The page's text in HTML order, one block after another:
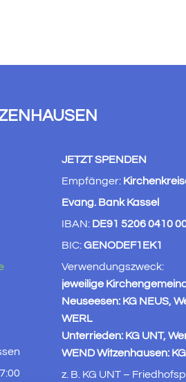
JETZT SPENDEN
Empfänger:
Evang. Bank Kassel
IBAN: DE91 5206 0410
BIC:GENODEF1EK1
Verwendungszweck:
jeweilige
Neuseesen: KG NEUS,
WERL
Unterrieden: KG UNT,
WEND Witzenhausen:
z. B. KG UNT –